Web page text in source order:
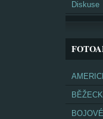
Diskuse